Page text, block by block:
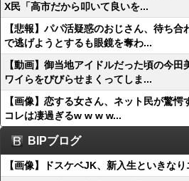
X民「高市だから叩いて良いを...
【悲報】パパ活疑惑のおじさん、待ち
で逃げようとするも眼鏡を奪わ...
【動画】御当地アイドルだった頃の今
ワイらをびびらせまくってしま...
【画像】恋する女さん、ネット民が驚
コレは凄過ぎるw w w w...
BIPブログ
【画像】ドスケベJK、新入生といきな